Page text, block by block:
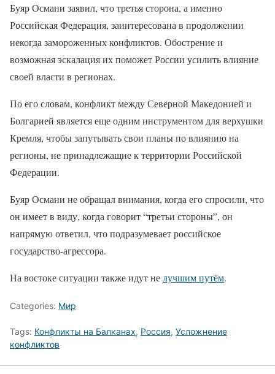
Буяр Османи заявил, что третья сторона, а именно
Российская Федерация, заинтересована в продолжении
некогда замороженных конфликтов. Обострение и
возможная эскалация их поможет России усилить влияние
своей власти в регионах.
По его словам, конфликт между Северной Македонией и
Болгарией является еще одним инструментом для верхушки
Кремля, чтобы запутывать свои планы по влиянию на
регионы, не принадлежащие к территории Российской
Федерации.
Буяр Османи не обращал внимания, когда его спросили, что
он имеет в виду, когда говорит “третьи стороны”, он
напрямую ответил, что подразумевает российское
государство-агрессора.
На востоке ситуации также идут нелучшим путём.
Categories: Мир
Tags: Конфликты на Балканах, Россия, Усложнение
конфликтов